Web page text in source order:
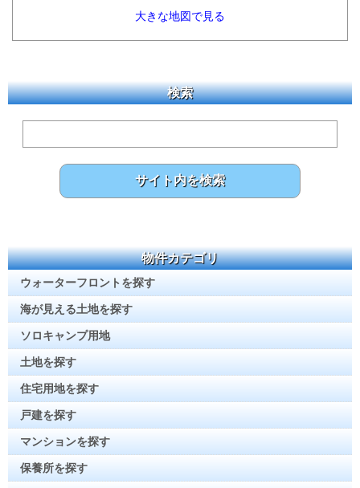
大きな地図で見る
検索
物件カテゴリ
ウォーターフロントを探す
海が見える土地を探す
ソロキャンプ用地
土地を探す
住宅用地を探す
戸建を探す
マンションを探す
保養所を探す